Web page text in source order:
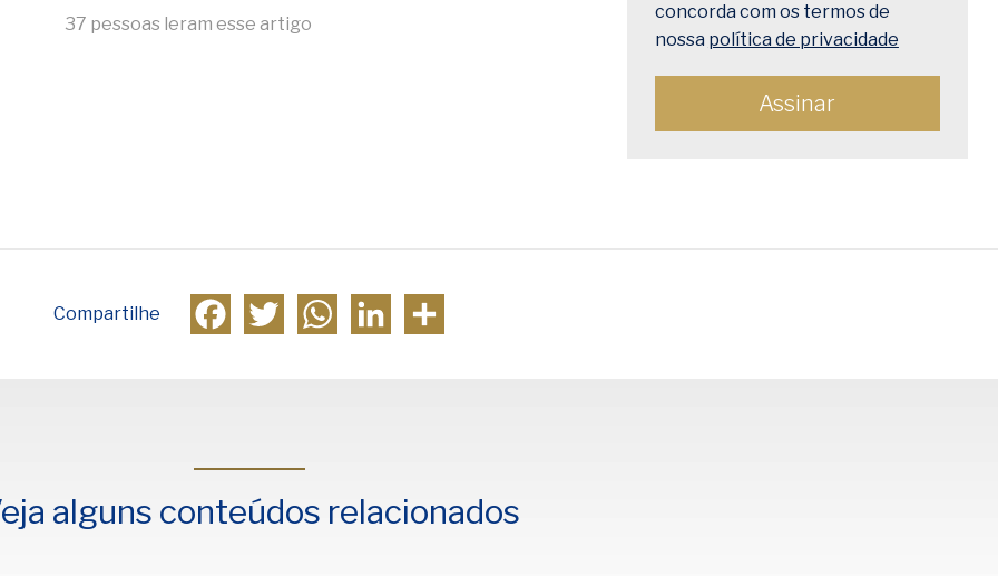
37 pessoas leram esse artigo
concorda com os termos de
nossa política de privacidade
Compartilhe Facebook
TwitterWhatsApp
LinkedInCompartilhar
alguns conteúdos relacionados